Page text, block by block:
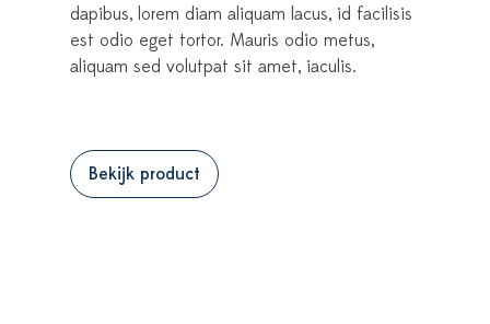
dapibus, lorem diam aliquam lacus, id facilisis
est odio eget tortor. Mauris odio metus,
aliquam sed volutpat sit amet, iaculis.
Bekijk product